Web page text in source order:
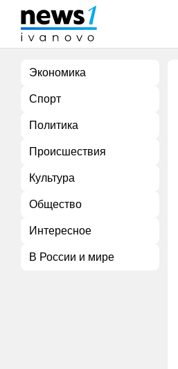
Экономика
Спорт
Политика
Происшествия
Культура
Общество
Интересное
В России и мире